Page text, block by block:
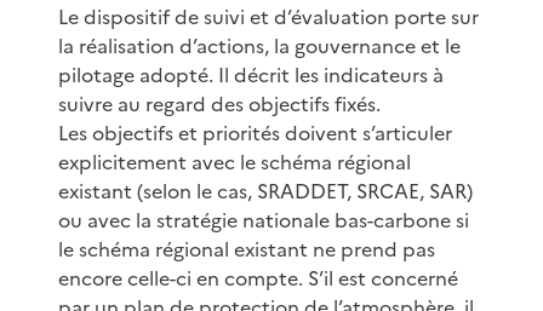
Le dispositif de suivi et d’évaluation porte sur
la réalisation d’actions, la gouvernance et le
pilotage adopté. Il décrit les indicateurs à
suivre au regard des objectifs fixés.
Les objectifs et priorités doivent s’articuler
explicitement avec le schéma régional
existant (selon le cas, SRADDET, SRCAE, SAR)
ou avec la stratégie nationale bas-carbone si
le schéma régional existant ne prend pas
encore celle-ci en compte. S’il est concerné